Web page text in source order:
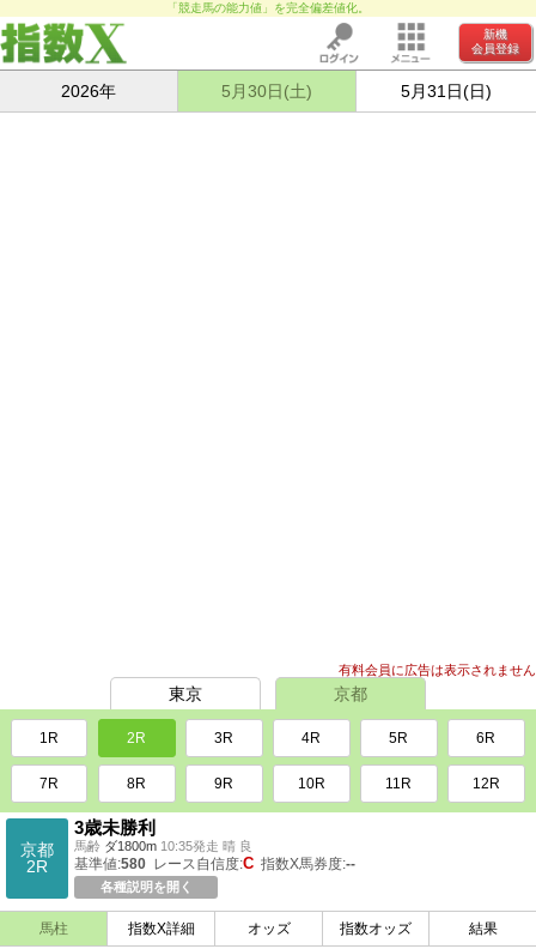
「競走馬の能力値」を完全偏差値化。
新機
会員登録
2026年 5月30日(土) 5月31日(日)
有料会員に広告は表示されません
東京 京都
1R 2R 3R 4R 5R 6R
7R 8R 9R 10R 11R 12R
京都
2R
3歳未勝利
馬齢 ダ1800m 10:35発走 晴 良
基準値:580 レース自信度:C 指数X馬券度:--
各種説明を開く
馬柱 指数X詳細 オッズ 指数オッズ 結果